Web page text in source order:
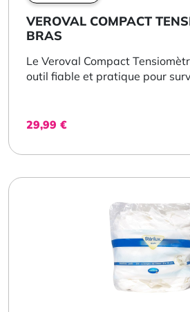
VEROVAL COMPACT
BRAS
Le Veroval Compact
outil fiable et pratique pour
29,99 €